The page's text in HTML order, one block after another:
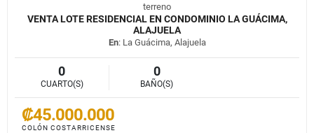
terreno
VENTA LOTE RESIDENCIAL EN CONDOMINIO LA GUÁCIMA,
ALAJUELA
En: La Guácima, Alajuela
0
CUARTO(S)
0
BAÑO(S)
₡45.000.000
COLÓN COSTARRICENSE